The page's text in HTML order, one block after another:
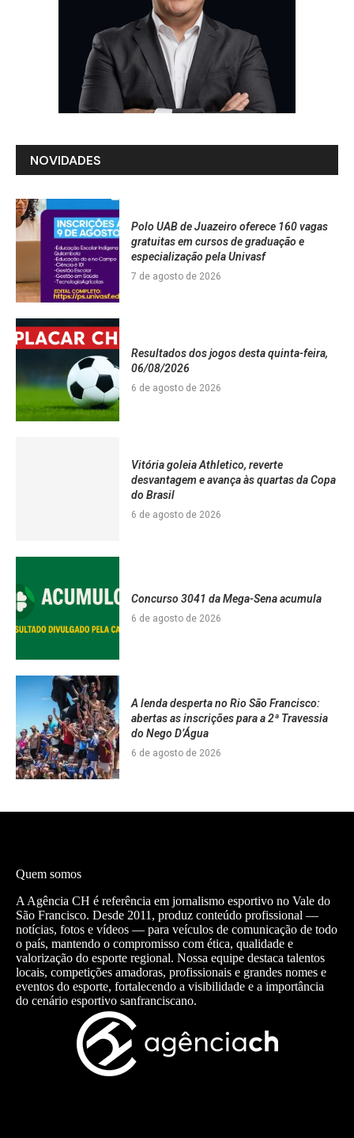
NOVIDADES
Polo UAB de Juazeiro oferece 160 vagas
gratuitas em cursos de graduação e
especialização pela Univasf
7 de agosto de 2026
Resultados dos jogos desta quinta-feira,
06/08/2026
6 de agosto de 2026
Vitória goleia Athletico, reverte
desvantagem e avança às quartas da Copa
do Brasil
6 de agosto de 2026
Concurso 3041 da Mega-Sena acumula
6 de agosto de 2026
A lenda desperta no Rio São Francisco:
abertas as inscrições para a 2ª Travessia
do Nego D’Água
6 de agosto de 2026
Quem somos
A Agência CH é referência em jornalismo esportivo no Vale do
São Francisco. Desde 2011, produz conteúdo profissional —
notícias, fotos e vídeos — para veículos de comunicação de todo
o país, mantendo o compromisso com ética, qualidade e
valorização do esporte regional. Nossa equipe destaca talentos
locais, competições amadoras, profissionais e grandes nomes e
eventos do esporte, fortalecendo a visibilidade e a importância
do cenário esportivo sanfranciscano.